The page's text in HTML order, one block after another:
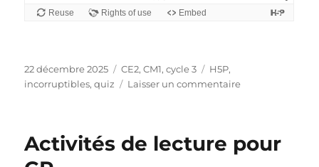
Publié
le
22 décembre 2025 Catégories
CE2,CM1,cycle 3 Étiquettes
H5P,
incorruptibles,quiz Laisser un commentairesur
Activités de lecture pour